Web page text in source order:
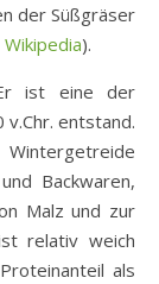
der Süßgräser
Wikipedia).
ist eine der
entstand.
Backwaren,
Malz und zur
relativ weich
als